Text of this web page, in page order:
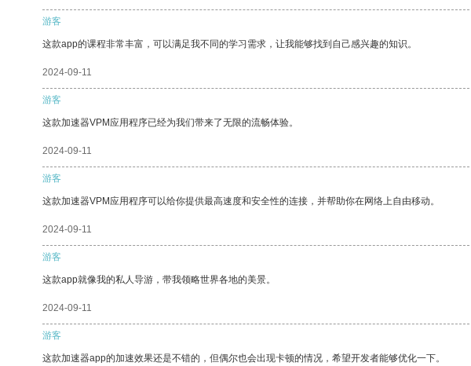
游客
这款app的课程非常丰富，可以满足我不同的学习需求，让我能够找到自己感兴趣的知识。
2024-09-11
游客
这款加速器VPM应用程序已经为我们带来了无限的流畅体验。
2024-09-11
游客
这款加速器VPM应用程序可以给你提供最高速度和安全性的连接，并帮助你在网络上自由移动。
2024-09-11
游客
这款app就像我的私人导游，带我领略世界各地的美景。
2024-09-11
游客
这款加速器app的加速效果还是不错的，但偶尔也会出现卡顿的情况，希望开发者能够优化一下。